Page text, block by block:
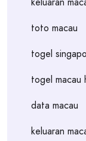
toto macau
togel
togel macau
data macau
keluaran